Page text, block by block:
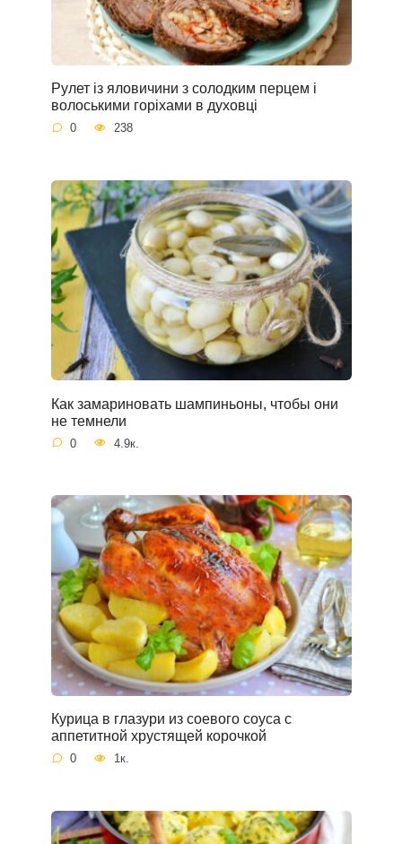
Рулет із яловичини з солодким перцем і
волоськими горіхами в духовці
0 238
Как замариновать шампиньоны, чтобы они
не темнели
0 4.9к.
Курица в глазури из соевого соуса с
аппетитной хрустящей корочкой
0 1к.